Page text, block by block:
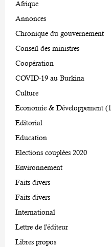
Afrique
Annonces
Chronique du gouvernement
Conseil des ministres
Coopération
COVID-19 au Burkina
Culture
Economie & Développement
Editorial
Education
Elections couplées 2020
Environnement
Faits divers
Faits divers
International
Lettre de l'éditeur
Libres propos